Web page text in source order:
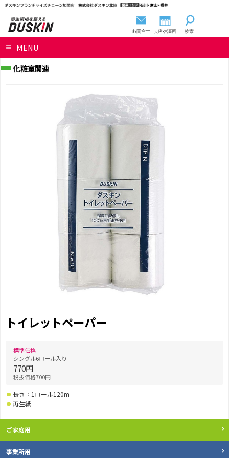
MENU
化粧室関連
トイレットペーパー
標準価格
シングル6ロール入り
770円
税抜価格700円
長さ：1ロール120m
再生紙
ご家庭用
事業所用